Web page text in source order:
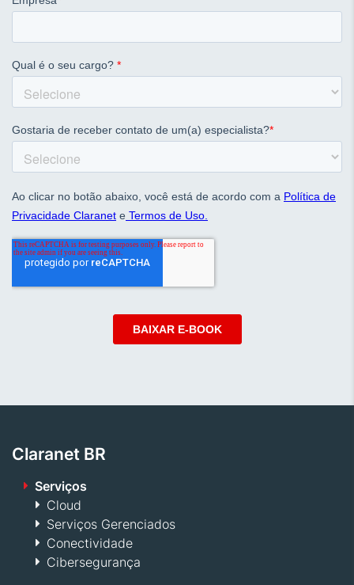
Claranet BR
Serviços
Cloud
Serviços Gerenciados
Conectividade
Cibersegurança